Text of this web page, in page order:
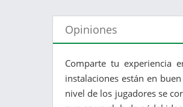
Opiniones
Comparte tu experiencia
instalaciones están en
nivel de los jugadores se